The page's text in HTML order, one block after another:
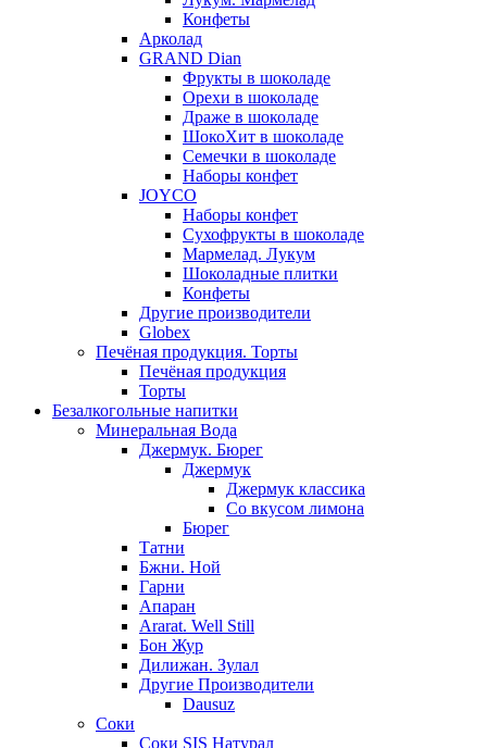
Конфеты
Арколад
GRAND Dian
Фрукты в шоколаде
Орехи в шоколаде
Драже в шоколаде
ШокоХит в шоколаде
Семечки в шоколаде
Наборы конфет
JOYCO
Наборы конфет
Сухофрукты в шоколаде
Мармелад. Лукум
Шоколадные плитки
Конфеты
Другие производители
Globex
Печёная продукция. Торты
Печёная продукция
Торты
Безалкогольные напитки
Минеральная Вода
Джермук. Бюрег
Джермук
Джермук классика
Со вкусом лимона
Бюрег
Татни
Бжни. Ной
Гарни
Апаран
Ararat. Well Still
Бон Жур
Дилижан. Зулал
Другие Производители
Dausuz
Соки
Соки SIS Натурал